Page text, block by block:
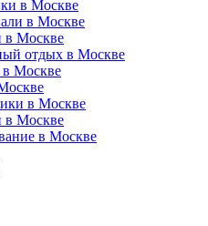
в Москве
в Москве
в Москве
отдых в Москве
в Москве
в Москве
в Москве
в Москве